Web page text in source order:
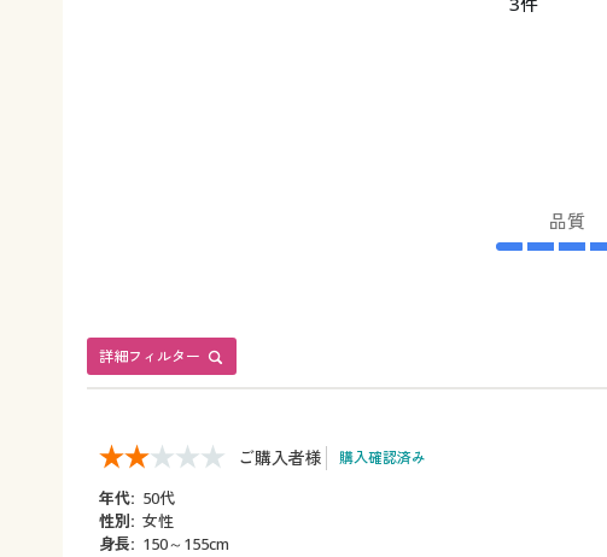
品質
詳細フィルター
ご購入者様 購入確認済み
年代: 50代
性別: 女性
身長: 150～155cm